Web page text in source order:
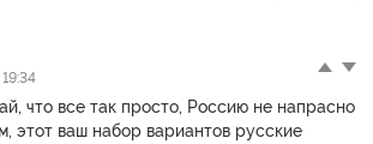
что все так просто, Россию не напрасно
этот ваш набор вариантов русские